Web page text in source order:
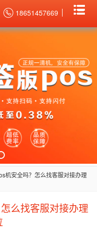
18651457669
机安全吗？怎么找客服对接办理
么找客服对接办理